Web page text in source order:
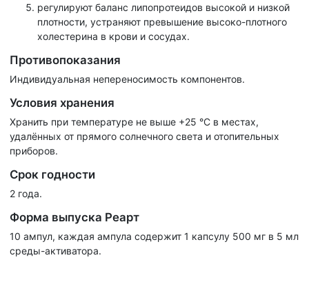
регулируют баланс липопротеидов высокой и низкой
плотности, устраняют превышение высоко-плотного
холестерина в крови и сосудах.
Противопоказания
Индивидуальная непереносимость компонентов.
Условия хранения
Хранить при температуре не выше +25 °С в местах,
удалённых от прямого солнечного света и отопительных
приборов.
Срок годности
2 года.
Форма выпуска Реарт
10 ампул, каждая ампула содержит 1 капсулу 500 мг в 5 мл
среды-активатора.